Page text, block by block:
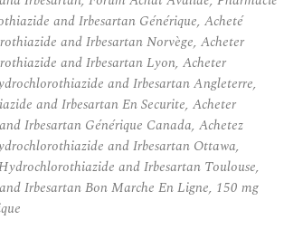
and Irbesartan Générique, Acheté
and Irbesartan Norvège, Acheter
and Irbesartan Lyon, Acheter
and Irbesartan Angleterre,
and Irbesartan En Securite, Acheter
Irbesartan Générique Canada, Achetez
and Irbesartan Ottawa,
and Irbesartan Toulouse,
Irbesartan Bon Marche En Ligne, 150 mg